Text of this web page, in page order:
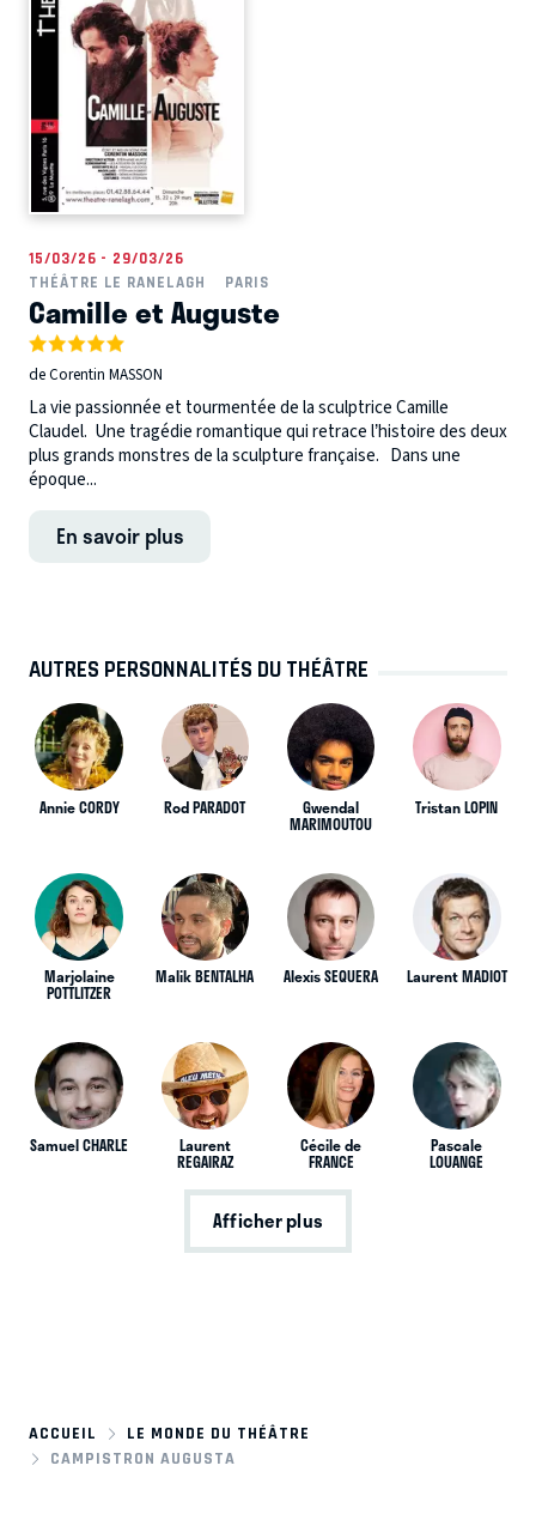
15/03/26 - 29/03/26
THÉÂTRE LE RANELAGH
PARIS
Camille et Auguste
de Corentin MASSON
La vie passionnée et tourmentée de la sculptrice Camille
Claudel. Une tragédie romantique qui retrace l’histoire des deux
plus grands monstres de la sculpture française. Dans une
époque...
En savoir plus
AUTRES PERSONNALITÉS DU THÉÂTRE
Annie CORDY Rod PARADOT Gwendal
MARIMOUTOU
Tristan LOPIN
Marjolaine
POTTLITZER
Malik BENTALHA Alexis SEQUERA Laurent MADIOT
Samuel CHARLE Laurent
REGAIRAZ
Cécile de
FRANCE
Pascale
LOUANGE
Afficher plus
ACCUEIL
LE MONDE DU THÉÂTRE
CAMPISTRON AUGUSTA